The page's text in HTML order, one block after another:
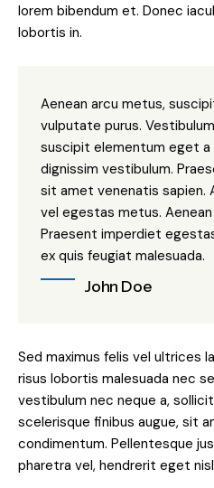
lorem bibendum et. Donec
lobortis in.
Aenean arcu metus,
vulputate purus.
suscipit elementum eget a
dignissim vestibulum.
sit amet venenatis sapien.
vel egestas metus.
Praesent imperdiet
ex quis feugiat malesuada.
John Doe
Sed maximus felis vel ultrices
risus lobortis malesuada nec
vestibulum nec neque a,
scelerisque finibus augue, sit
condimentum. Pellentesque
pharetra vel, hendrerit eget